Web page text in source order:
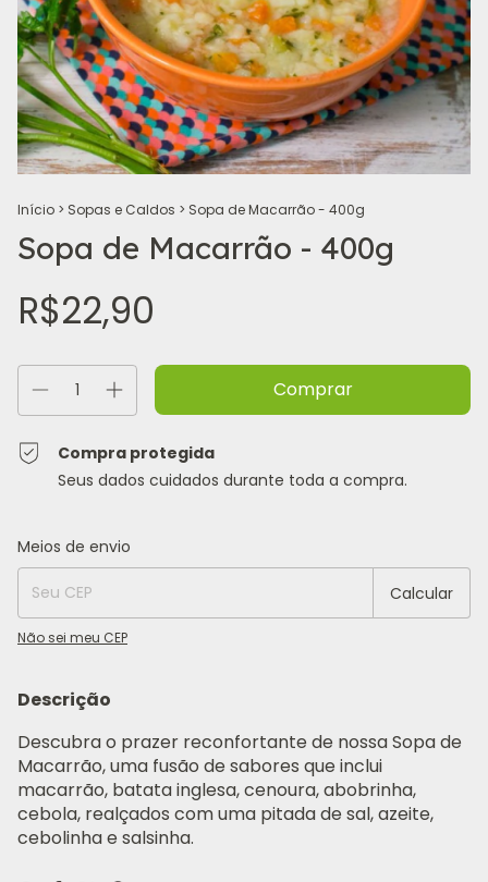
Início > Sopas e Caldos > Sopa de Macarrão - 400g
Sopa de Macarrão - 400g
R$22,90
Compra protegida
Seus dados cuidados durante toda a compra.
Entregas para o CEP:
Meios de envio
Calcular
Não sei meu CEP
Descrição
Descubra o prazer reconfortante de nossa Sopa de
Macarrão, uma fusão de sabores que inclui
macarrão, batata inglesa, cenoura, abobrinha,
cebola, realçados com uma pitada de sal, azeite,
cebolinha e salsinha.